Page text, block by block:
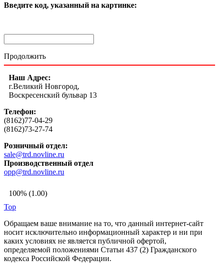
Введите код, указанный на картинке:
Продолжить
Наш Адрес:
г.Великий Новгород,
Воскресенский бульвар 13
Телефон:
(8162)77-04-29
(8162)73-27-74
Розничный отдел:
sale@trd.novline.ru
Производственный отдел
opp@trd.novline.ru
100% (1.00)
Top
Обращаем ваше внимание на то, что данный интернет-сайт
носит исключительно информационный характер и ни при
каких условиях не является публичной офертой,
определяемой положениями Статьи 437 (2) Гражданского
кодекса Российской Федерации.